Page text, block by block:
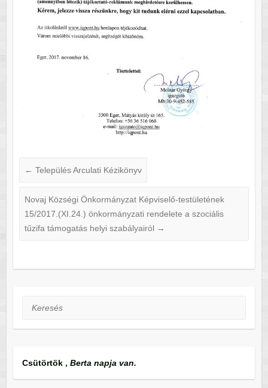
← Település Arculati Kézikönyv
Novaj Községi Önkormányzat Képviselő-testületének
15/2017.(XI.24.) önkormányzati rendelete a szociális
tűzifa támogatás helyi szabályairól →
Keresés
Csütörtök , Berta napja van.